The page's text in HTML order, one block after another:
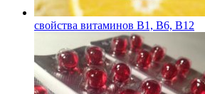
свойства витаминов В1, В6, В12